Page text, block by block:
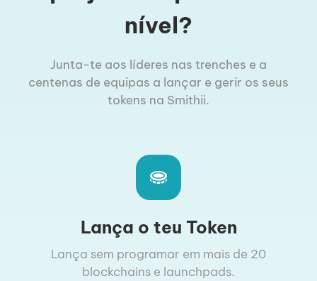
nível?
Junta-te aos líderes nas trenches e a
centenas de equipas a lançar e gerir os seus
tokens na Smithii.
Lança o teu Token
Lança sem programar em mais de 20
blockchains e launchpads.